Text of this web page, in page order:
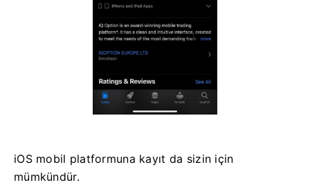
iOS mobil platformuna kayıt da sizin için
mümkündür.